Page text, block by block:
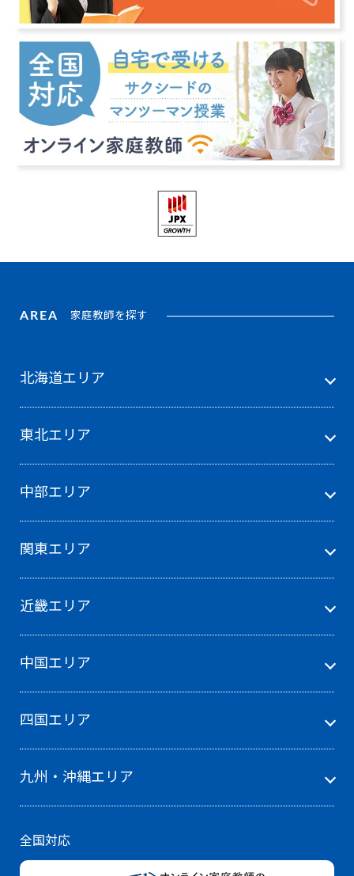
AREA 家庭教師を探す
北海道エリア
東北エリア
中部エリア
関東エリア
近畿エリア
中国エリア
四国エリア
九州・沖縄エリア
全国対応